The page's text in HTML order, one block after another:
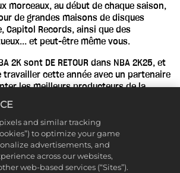
morceaux, au début de chaque saison,
de grandes maisons de disques
Capitol Records, ainsi que des
et peut-être même vous.
2K sont DE RETOUR dans NBA 2K25, et
cette année avec un partenaire
les meilleurs producteurs de la
son NBA 2K25 sur Spotify et Apple
rapidement une oreille en parcourant
and similar tracking
to optimize your game
advertisements, and
across our websites,
web-based services (“Sites”).